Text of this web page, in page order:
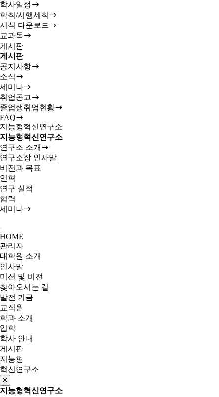
학사일정
학칙/시행세칙
서식 다운로드
교과목
게시판
게시판
공지사항
소식
세미나
취업공고
졸업생취업현황
FAQ
지능형혁신연구소
지능형혁신연구소
연구소 소개
연구소장 인사말
비전과 목표
연혁
연구 실적
협력
세미나
HOME
관리자
대학원 소개
인사말
미션 및 비전
찾아오시는 길
발전 기금
교직원
학과 소개
입학
학사 안내
게시판
지능형
혁신연구소
지능형혁신연구소